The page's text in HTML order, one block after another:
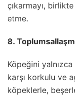
çıkarmayı,
etme.
8.
Köpeğini
karşı korkulu ve
köpeklerle,